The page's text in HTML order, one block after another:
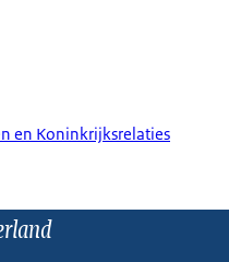
en Koninkrijksrelaties